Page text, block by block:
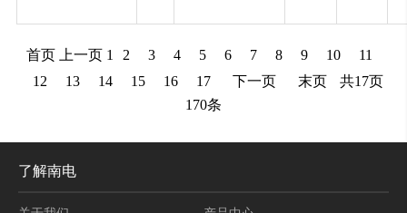
首页 上一页 1 2 3 4 5 6 7 8 9 10
11
12
13 14 15 16 17 下一页 末页 共17页
170条
了解南电